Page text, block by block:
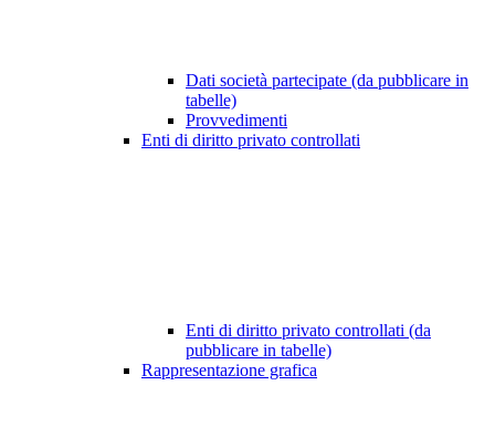
Dati società partecipate (da pubblicare in
tabelle)
Provvedimenti
Enti di diritto privato controllati
Enti di diritto privato controllati (da
pubblicare in tabelle)
Rappresentazione grafica